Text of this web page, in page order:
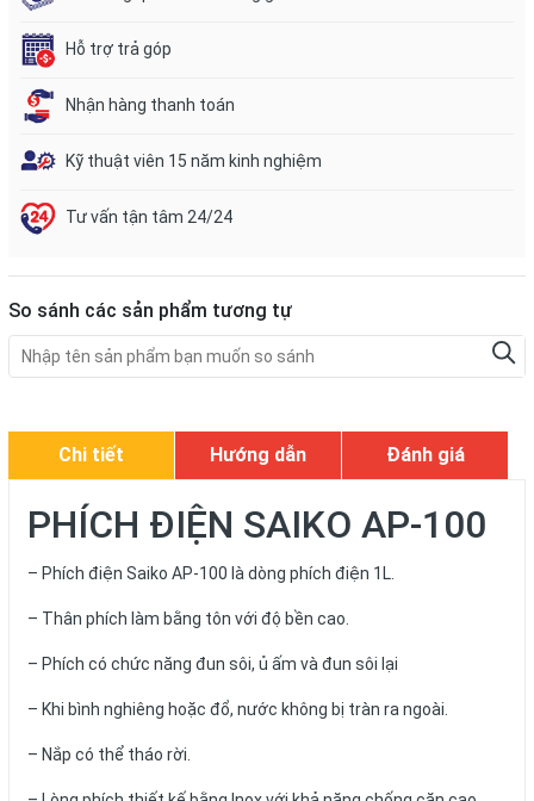
Hỗ trợ trả góp
Nhận hàng thanh toán
Kỹ thuật viên 15 năm kinh nghiệm
Tư vấn tận tâm 24/24
So sánh các sản phẩm tương tự
Chi tiết Hướng dẫn Đánh giá
PHÍCH ĐIỆN SAIKO AP-100
– Phích điện Saiko AP-100 là dòng phích điện 1L.
– Thân phích làm bằng tôn với độ bền cao.
– Phích có chức năng đun sôi, ủ ấm và đun sôi lại
– Khi bình nghiêng hoặc đổ, nước không bị tràn ra ngoài.
– Nắp có thể tháo rời.